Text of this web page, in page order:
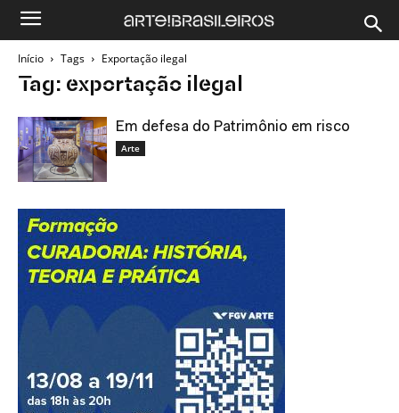
Início Tags Exportação ilegal
Tag: exportação ilegal
Em defesa do Patrimônio em risco
Arte